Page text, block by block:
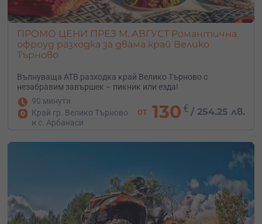
ПРОМО ЦЕНИ ПРЕЗ М. АВГУСТ Романтична
офроуд разходка за двама край Велико
Търново
Вълнуваща АТВ разходка край Велико Търново с
незабравим завършек – пикник или езда!
90 минути
Край гр. Велико Търново
и с. Арбанаси
от 130 € /254.25 лв.